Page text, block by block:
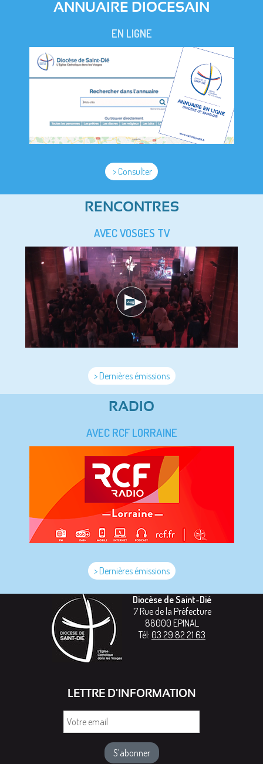
ANNUAIRE DIOCESAIN
EN LIGNE
> Consulter
RENCONTRES
AVEC VOSGES TV
> Dernières émissions
RADIO
AVEC RCF LORRAINE
> Dernières émissions
Diocèse de Saint-Dié
7 Rue de la Préfecture
88000 EPINAL
Tél: 03 29 82 21 63
LETTRE D'INFORMATION